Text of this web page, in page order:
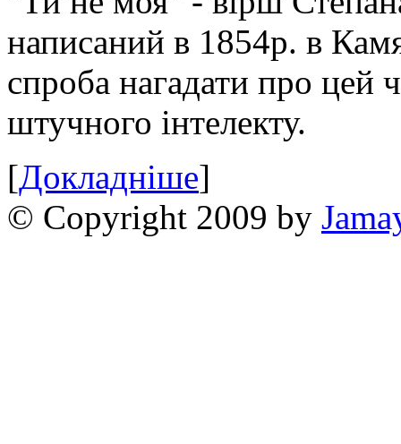
написаний в 1854р. в
спроба нагадати про цей
штучного інтелекту.
[Докладніше]
© Copyright 2009 by